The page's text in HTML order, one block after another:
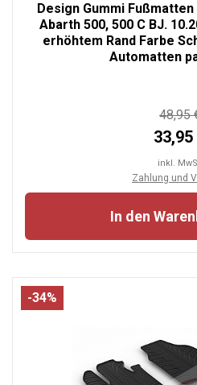
Design Gummi
Abarth 500, 500 C BJ.
erhöhtem Rand Farbe
Automatten
48,95
33,95
inkl.
Zahlung und
In den
-34%